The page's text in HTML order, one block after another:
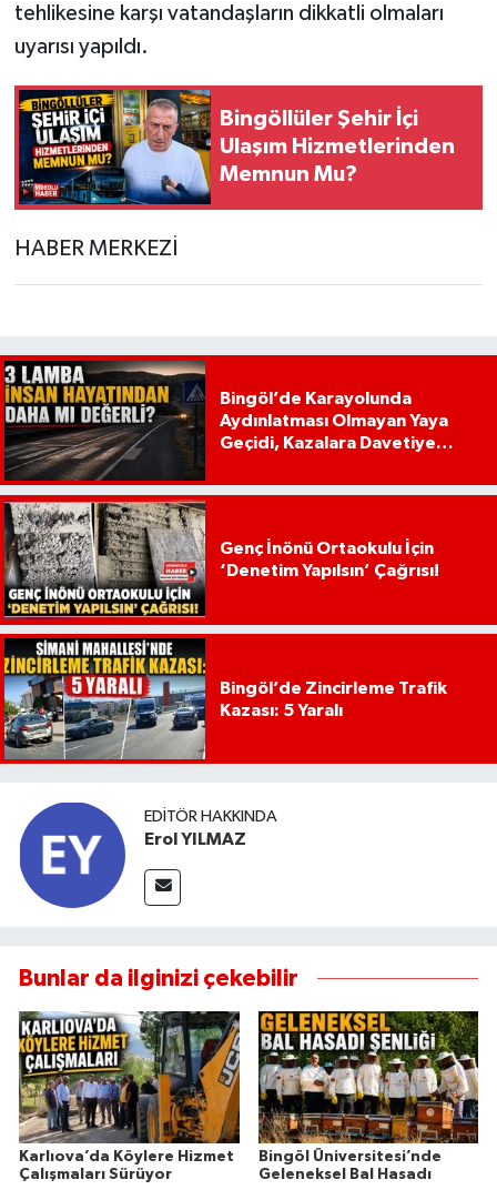
tehlikesine karşı vatandaşların dikkatli olmaları
uyarısı yapıldı.
Bingöllüler Şehir İçi
Ulaşım Hizmetlerinden
Memnun Mu?
HABER MERKEZİ
Bingöl’de Karayolunda
Aydınlatması Olmayan Yaya
Geçidi, Kazalara Davetiye
Genç İnönü Ortaokulu İçin
‘Denetim Yapılsın’ Çağrısı!
Bingöl’de Zincirleme Trafik
Kazası: 5 Yaralı
EDITÖR HAKKINDA
Erol YILMAZ
Bunlar da ilginizi çekebilir
Karlıova’da Köylere Hizmet
Çalışmaları Sürüyor
Bingöl Üniversitesi’nde
Geleneksel Bal Hasadı